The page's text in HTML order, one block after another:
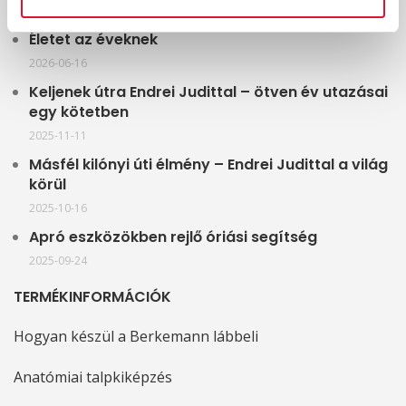
Életet az éveknek
2026-06-16
Keljenek útra Endrei Judittal – ötven év utazásai
egy kötetben
2025-11-11
Másfél kilónyi úti élmény – Endrei Judittal a világ
körül
2025-10-16
Apró eszközökben rejlő óriási segítség
2025-09-24
TERMÉKINFORMÁCIÓK
Hogyan készül a Berkemann lábbeli
Anatómiai talpkiképzés